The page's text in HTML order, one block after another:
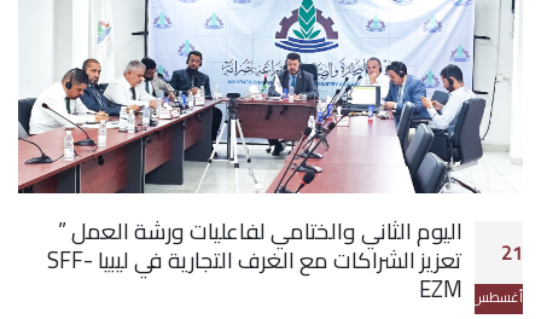
21
أغسطس
اليوم الثاني والختامي لفاعليات ورشة العمل ”
تعزيز الشراكات مع الغرف التجارية في ليبيا SFF-
EZM